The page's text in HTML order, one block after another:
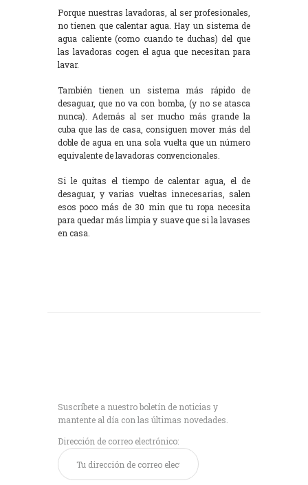
Porque nuestras lavadoras, al ser profesionales,
no tienen que calentar agua. Hay un sistema de
agua caliente (como cuando te duchas) del que
las lavadoras cogen el agua que necesitan para
lavar.
También tienen un sistema más rápido de
desaguar, que no va con bomba, (y no se atasca
nunca). Además al ser mucho más grande la
cuba que las de casa, consiguen mover más del
doble de agua en una sola vuelta que un número
equivalente de lavadoras convencionales.
Si le quitas el tiempo de calentar agua, el de
desaguar, y varias vueltas innecesarias, salen
esos poco más de 30 min que tu ropa necesita
para quedar más limpia y suave que si la lavases
en casa.
Suscríbete a nuestro boletín de noticias y
mantente al día con las últimas novedades.
Dirección de correo electrónico: